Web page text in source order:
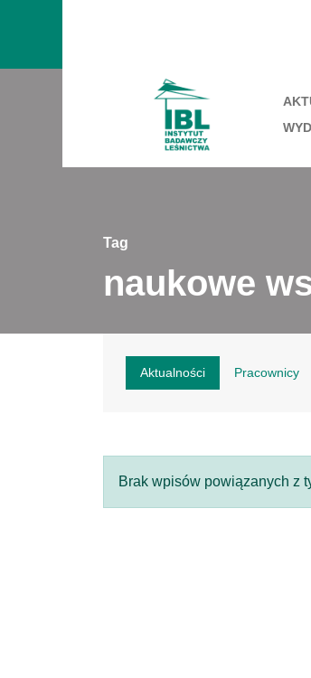
Tag
naukowe
Aktualności Pracownicy
Brak wpisów powiązanych z